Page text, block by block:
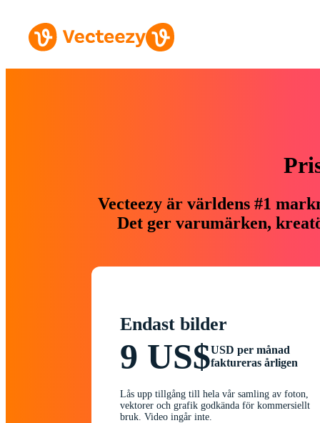
Vecteezy är världens #1
Det ger varumärken,
Endast bilder
9 US$USD per månad
faktureras årligen
Lås upp tillgång till hela vår samling av foton,
vektorer och grafik godkända för kommersiellt
bruk. Video ingår inte.